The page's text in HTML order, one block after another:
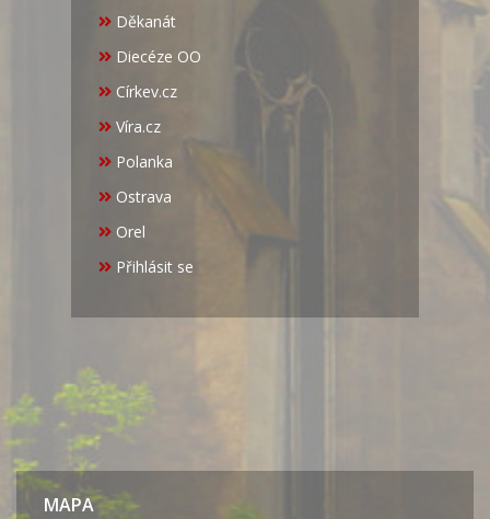
Děkanát
Diecéze OO
Církev.cz
Víra.cz
Polanka
Ostrava
Orel
Přihlásit se
MAPA